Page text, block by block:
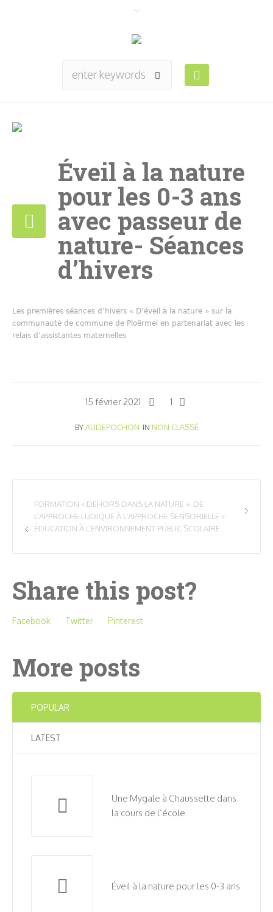
Éveil à la nature
pour les 0-3 ans
avec passeur de
nature- Séances
d’hivers
Les premières séances d’hivers « D’éveil à la nature » sur la
communauté de commune de Ploërmel en partenariat avec les
relais d’assistantes maternelles
15 février 2021 1
BYAUDEPOCHON IN NON CLASSÉ
FORMATION « DEHORS DANS LA NATURE »: DE
L’APPROCHE LUDIQUE À L’APPROCHE SENSORIELLE »
ÉDUCATION À L’ENVIRONNEMENT PUBLIC SCOLAIRE
Share this post?
Facebook Twitter Pinterest
More posts
POPULAR
LATEST
Une Mygale à Chaussette dans
la cours de l’école.
Éveil à la nature pour les 0-3 ans